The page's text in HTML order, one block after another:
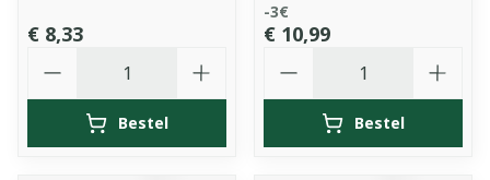
€ 8,33
Bestel
-3€
€ 10,99
Bestel